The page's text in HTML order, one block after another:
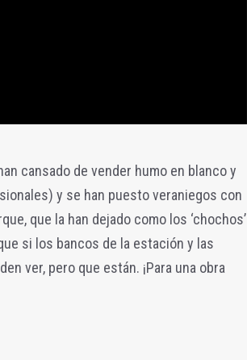
cansado de vender humo en blanco y
y se han puesto veraniegos con
que la han dejado como los ‘chochos’
si los bancos de la estación y las
ver, pero que están. ¡Para una obra